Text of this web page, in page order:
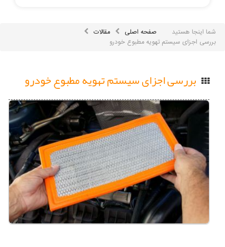
شما اینجا هستید صفحه اصلی
مقالات
بررسی اجزای سیستم تهویه مطبوع خودرو
بررسی اجزای سیستم تهویه مطبوع خودرو